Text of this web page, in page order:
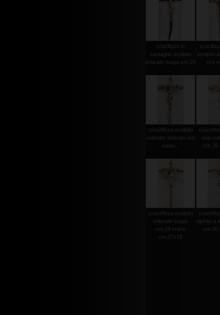
crocifisso in
castagno scolpito
anticato corpo cm.25
scolpito
oro
crocefisso scolpito
colorato anticato oro
corpo...
due
cm.25
crocefisso scolpito
colorato corpo
cm.15 croce
cm.37x19
dipinto a
cm.20